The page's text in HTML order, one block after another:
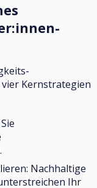
Kernstrategien
Nachhaltige
Ihr